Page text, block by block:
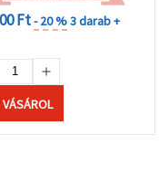
Ft- 20 %3 darab +
VÁSÁROL